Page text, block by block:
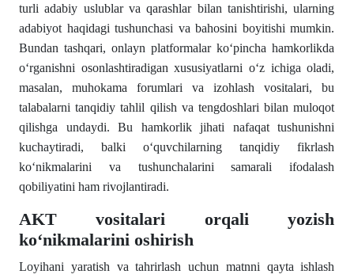
turli adabiy uslublar va qarashlar bilan tanishtirishi, ularning
adabiyot haqidagi tushunchasi va bahosini boyitishi mumkin.
Bundan tashqari, onlayn platformalar koʻpincha hamkorlikda
oʻrganishni osonlashtiradigan xususiyatlarni oʻz ichiga oladi,
masalan, muhokama forumlari va izohlash vositalari, bu
talabalarni tanqidiy tahlil qilish va tengdoshlari bilan muloqot
qilishga undaydi. Bu hamkorlik jihati nafaqat tushunishni
kuchaytiradi, balki oʻquvchilarning tanqidiy fikrlash
koʻnikmalarini va tushunchalarini samarali ifodalash
qobiliyatini ham rivojlantiradi.
AKT vositalari orqali yozish
koʻnikmalarini oshirish
Loyihani yaratish va tahrirlash uchun matnni qayta ishlash